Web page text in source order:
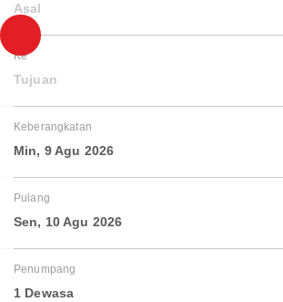
Asal
Ke
Tujuan
Keberangkatan
Min, 9 Agu 2026
Pulang
Sen, 10 Agu 2026
Penumpang
1 Dewasa